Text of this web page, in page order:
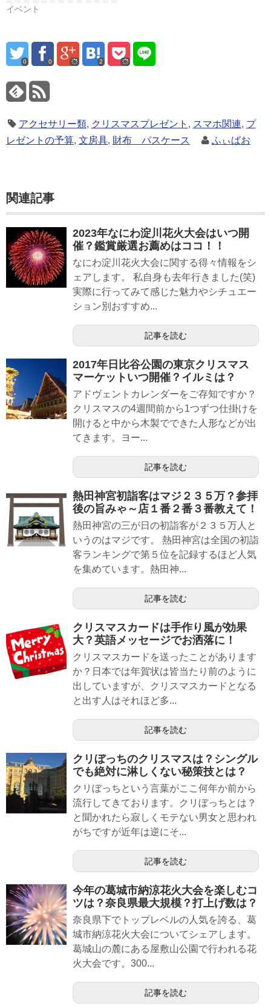
イベント
0 0 2
アクセサリー類, クリスマスプレゼント , スマホ関連, プ
レゼントの予算, 文房具, 財布 パスケース ふぃばお
関連記事
2023年なにわ淀川花火大会はいつ開
催？鑑賞厳選お薦めはココ！！
なにわ淀川花火大会に関する得々情報をシ
ェアします。 私自身も去年行きました(笑)
実際に行ってみて感じた魅力やシチュエー
ション別おすすめ...
記事を読む
2017年日比谷公園の東京クリスマス
マーケットいつ開催？イルミは？
アドヴェントカレンダーをご存知ですか？
クリスマスの4週間前から1つずつ仕掛けを
開けると中から木製でできた人形などが出
てきます。ヨー...
記事を読む
熱田神宮初詣客はマジ２３５万？参拝
後の旨みゃ～店１番２番３番教えて！
熱田神宮の三が日の初詣客が２３５万人と
いうのはマジです。 熱田神宮は全国の初詣
客ランキングで第５位を記録するほど人気
を集めています。熱田神...
記事を読む
クリスマスカードは手作り風が効果
大？英語メッセージでお洒落に！
クリスマスカードを送ったことがあります
か？日本では年賀状は皆当たり前のように
出していますが、クリスマスカードとなる
と出す人はそれほど多...
記事を読む
クリぼっちのクリスマスは？シングル
でも絶対に淋しくない秘策技とは？
クリぼっちという言葉がここ何年か前から
流行してきております。クリぼっちとは？
と聞かれたら寂しくモテない男女と思われ
がちですが近年は逆にそ...
記事を読む
今年の葛城市納涼花火大会を楽しむコ
ツは？奈良県最大規模？打上げ数は？
奈良県下でトップレベルの人気を誇る、葛
城市納涼花火大会についてシェアします。
葛城山の麓にある屋敷山公園で行われる花
火大会です。300...
記事を読む